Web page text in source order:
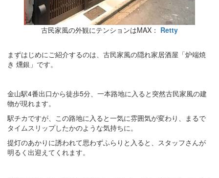
古民家風の外観にテンションはMAX： Retty
まずはじめにご紹介するのは、古民家風の隠れ家居酒屋「炉端焼
き 燻銀」です。
金山駅4番出口から徒歩5分、一本路地に入ると突然古民家風の建
物が現れます。
駅チカですが、この路地に入ると一気に雰囲気が変わり、まるで
タイムスリップしたかのような気持ちに。
提灯のあかりに誘われて思わずふらりと入ると、スタッフさんが
明るく出迎えてくれます。